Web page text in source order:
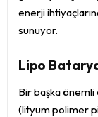
enerji
sunuyor.
Lipo
Bir başka
(lityum polimer